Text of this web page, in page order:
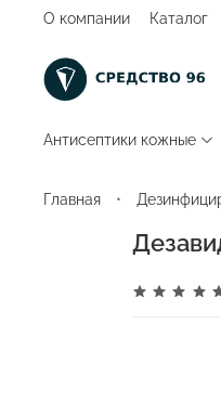
О компании Каталог
Антисептики кожные
Главная